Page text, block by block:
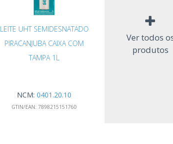
LEITE UHT SEMIDESNATADO
PIRACANJUBA CAIXA COM
TAMPA 1L
NCM:0401.20.10
GTIN/EAN: 7898215151760
Ver todos
produtos